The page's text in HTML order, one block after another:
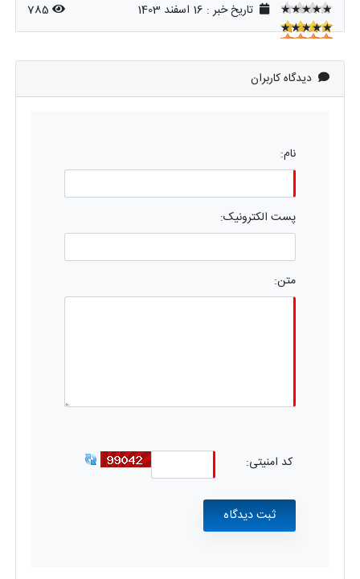
★★★★★
★★★★★
★★★★★
تاریخ خبر : 16 اسفند 1403 785
دیدگاه کاربران
نام:
پست الکترونیک:
متن:
کد امنیتی: